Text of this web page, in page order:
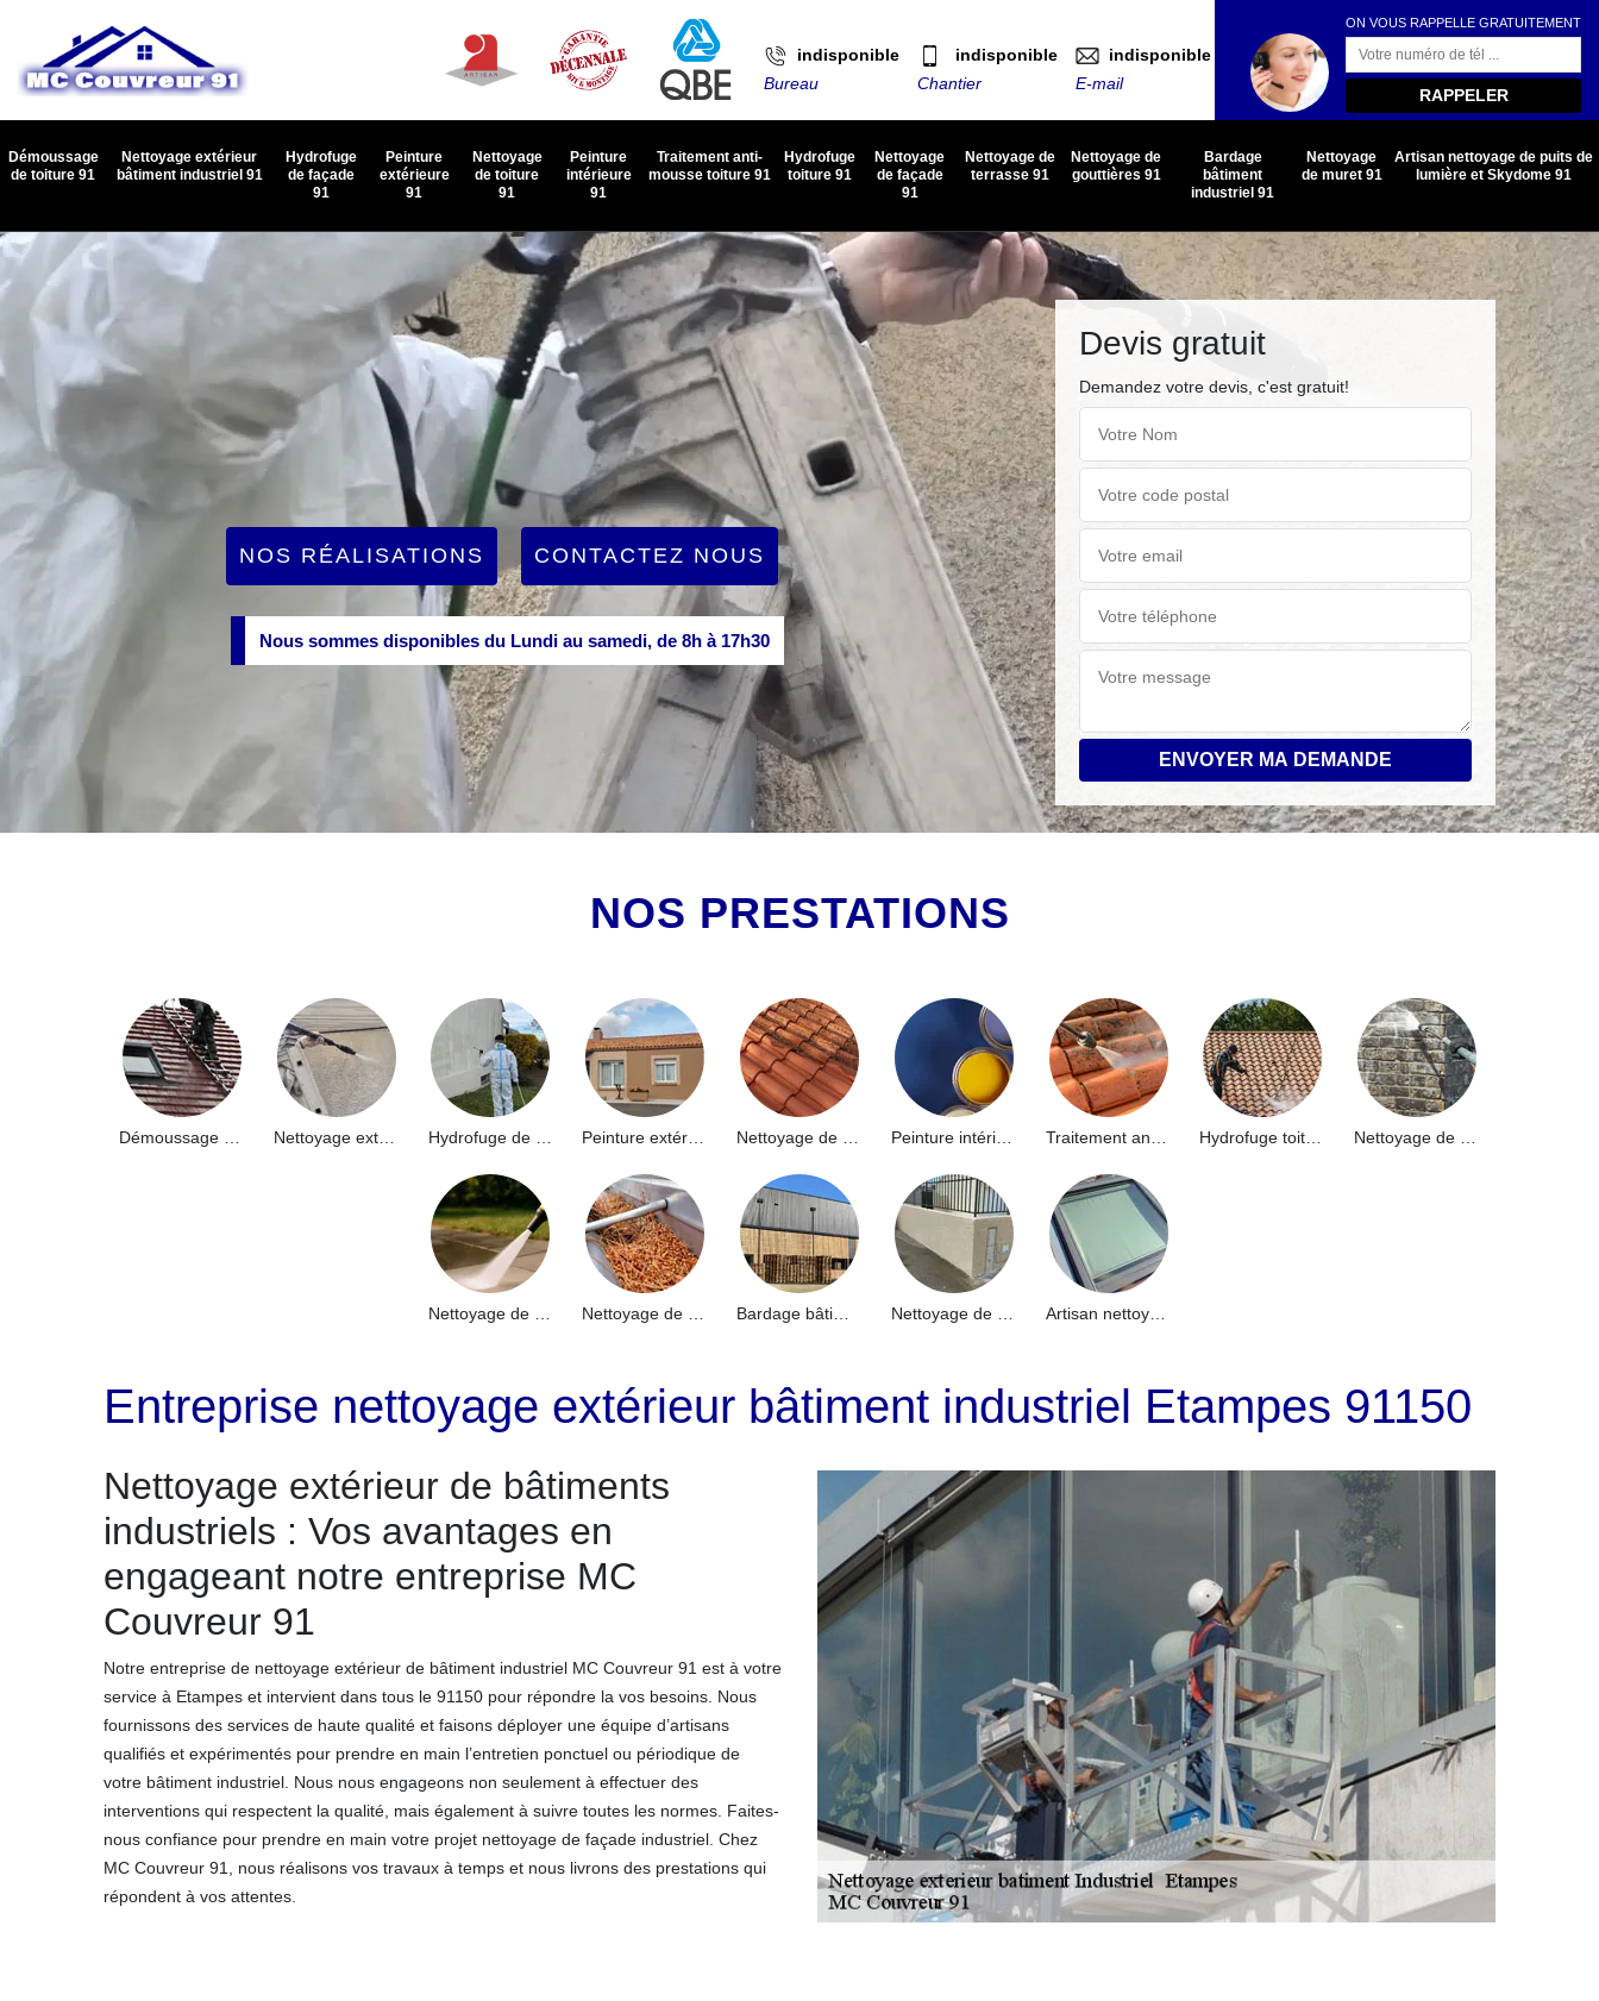
indisponible
Bureau
indisponible
Chantier
indisponible
E-mail
ON VOUS RAPPELLE GRATUITEMENT
Démoussage
de toiture 91
Nettoyage extérieur
bâtiment industriel 91
Hydrofuge
de façade
91
Peinture
extérieure
91
Nettoyage
de toiture
91
Peinture
intérieure
91
Traitement anti-
mousse toiture 91
Hydrofuge
toiture 91
Nettoyage
de façade
91
Nettoyage de
terrasse 91
Nettoyage de
gouttières 91
Bardage
bâtiment
industriel 91
Nettoyage
de muret 91
Artisan nettoyage de puits de
lumière et Skydome 91
NOS RÉALISATIONS CONTACTEZ NOUS
Nous sommes disponibles du Lundi au samedi, de 8h à 17h30
Devis gratuit
Demandez votre devis, c'est gratuit!
NOS PRESTATIONS
Nettoyage extérieur bâtiment industriel 91 Peinture intérieure 91
Artisan nettoyage de puits de lumière et Skydome 91
Entreprise nettoyage extérieur bâtiment industriel Etampes 91150
Nettoyage extérieur de bâtiments
industriels : Vos avantages en
engageant notre entreprise MC
Couvreur 91
Notre entreprise de nettoyage extérieur de bâtiment industriel MC Couvreur 91 est à votre
service à Etampes et intervient dans tous le 91150 pour répondre la vos besoins. Nous
fournissons des services de haute qualité et faisons déployer une équipe d’artisans
qualifiés et expérimentés pour prendre en main l’entretien ponctuel ou périodique de
votre bâtiment industriel. Nous nous engageons non seulement à effectuer des
interventions qui respectent la qualité, mais également à suivre toutes les normes. Faites-
nous confiance pour prendre en main votre projet nettoyage de façade industriel. Chez
MC Couvreur 91, nous réalisons vos travaux à temps et nous livrons des prestations qui
répondent à vos attentes.